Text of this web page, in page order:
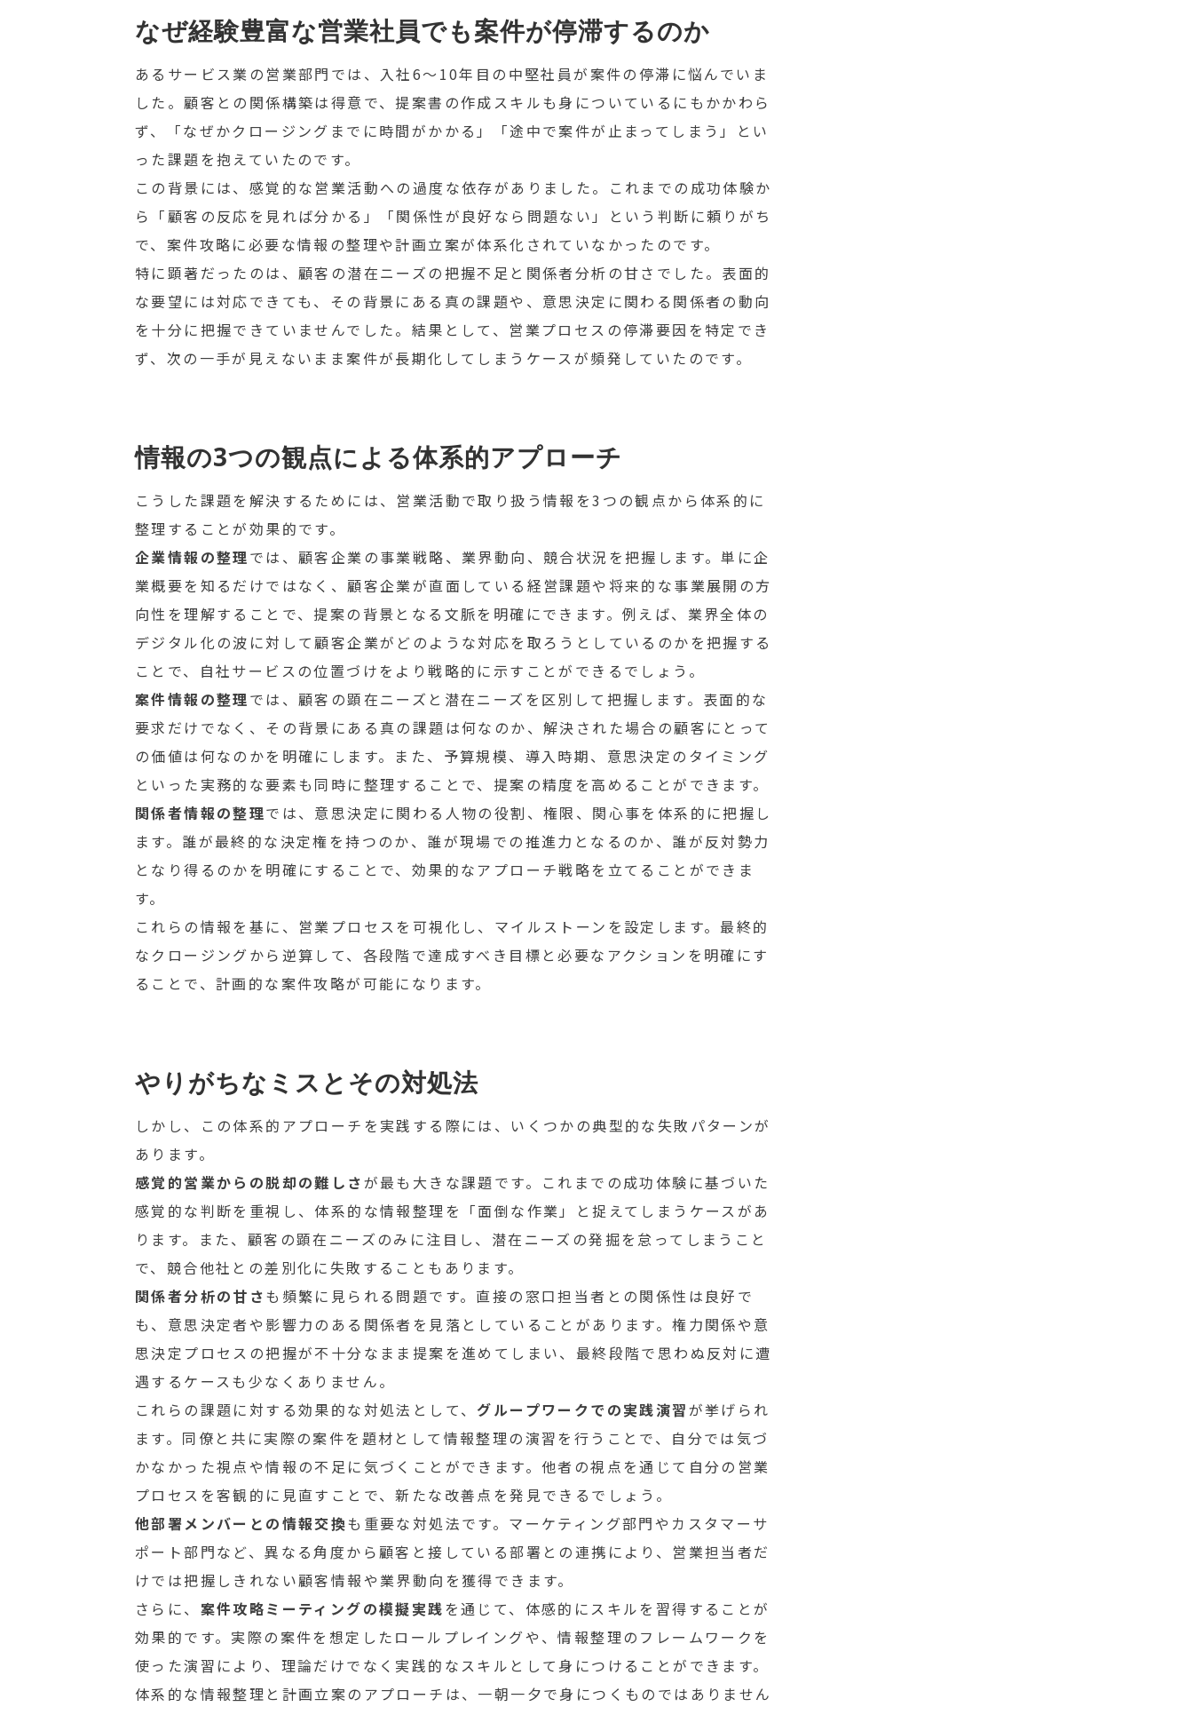
なぜ経験豊富な営業社員でも案件が停滞するのか
あるサービス業の営業部門では、入社6〜10年目の中堅社員が案件の停滞に悩んでいま
した。顧客との関係構築は得意で、提案書の作成スキルも身についているにもかかわら
ず、「なぜかクロージングまでに時間がかかる」「途中で案件が止まってしまう」とい
った課題を抱えていたのです。
この背景には、感覚的な営業活動への過度な依存がありました。これまでの成功体験か
ら「顧客の反応を見れば分かる」「関係性が良好なら問題ない」という判断に頼りがち
で、案件攻略に必要な情報の整理や計画立案が体系化されていなかったのです。
特に顕著だったのは、顧客の潜在ニーズの把握不足と関係者分析の甘さでした。表面的
な要望には対応できても、その背景にある真の課題や、意思決定に関わる関係者の動向
を十分に把握できていませんでした。結果として、営業プロセスの停滞要因を特定でき
ず、次の一手が見えないまま案件が長期化してしまうケースが頻発していたのです。
情報の3つの観点による体系的アプローチ
こうした課題を解決するためには、営業活動で取り扱う情報を3つの観点から体系的に
整理することが効果的です。
企業情報の整理では、顧客企業の事業戦略、業界動向、競合状況を把握します。単に企
業概要を知るだけではなく、顧客企業が直面している経営課題や将来的な事業展開の方
向性を理解することで、提案の背景となる文脈を明確にできます。例えば、業界全体の
デジタル化の波に対して顧客企業がどのような対応を取ろうとしているのかを把握する
ことで、自社サービスの位置づけをより戦略的に示すことができるでしょう。
案件情報の整理では、顧客の顕在ニーズと潜在ニーズを区別して把握します。表面的な
要求だけでなく、その背景にある真の課題は何なのか、解決された場合の顧客にとって
の価値は何なのかを明確にします。また、予算規模、導入時期、意思決定のタイミング
といった実務的な要素も同時に整理することで、提案の精度を高めることができます。
関係者情報の整理では、意思決定に関わる人物の役割、権限、関心事を体系的に把握し
ます。誰が最終的な決定権を持つのか、誰が現場での推進力となるのか、誰が反対勢力
となり得るのかを明確にすることで、効果的なアプローチ戦略を立てることができま
す。
これらの情報を基に、営業プロセスを可視化し、マイルストーンを設定します。最終的
なクロージングから逆算して、各段階で達成すべき目標と必要なアクションを明確にす
ることで、計画的な案件攻略が可能になります。
やりがちなミスとその対処法
しかし、この体系的アプローチを実践する際には、いくつかの典型的な失敗パターンが
あります。
感覚的営業からの脱却の難しさが最も大きな課題です。これまでの成功体験に基づいた
感覚的な判断を重視し、体系的な情報整理を「面倒な作業」と捉えてしまうケースがあ
ります。また、顧客の顕在ニーズのみに注目し、潜在ニーズの発掘を怠ってしまうこと
で、競合他社との差別化に失敗することもあります。
関係者分析の甘さも頻繁に見られる問題です。直接の窓口担当者との関係性は良好で
も、意思決定者や影響力のある関係者を見落としていることがあります。権力関係や意
思決定プロセスの把握が不十分なまま提案を進めてしまい、最終段階で思わぬ反対に遭
遇するケースも少なくありません。
これらの課題に対する効果的な対処法として、 グループワークでの実践演習が挙げられ
ます。同僚と共に実際の案件を題材として情報整理の演習を行うことで、自分では気づ
かなかった視点や情報の不足に気づくことができます。他者の視点を通じて自分の営業
プロセスを客観的に見直すことで、新たな改善点を発見できるでしょう。
他部署メンバーとの情報交換も重要な対処法です。マーケティング部門やカスタマーサ
ポート部門など、異なる角度から顧客と接している部署との連携により、営業担当者だ
けでは把握しきれない顧客情報や業界動向を獲得できます。
さらに、 案件攻略ミーティングの模擬実践 を通じて、体感的にスキルを習得することが
効果的です。実際の案件を想定したロールプレイングや、情報整理のフレームワークを
使った演習により、理論だけでなく実践的なスキルとして身につけることができます。
体系的な情報整理と計画立案のアプローチは、一朝一夕で身につくものではありません